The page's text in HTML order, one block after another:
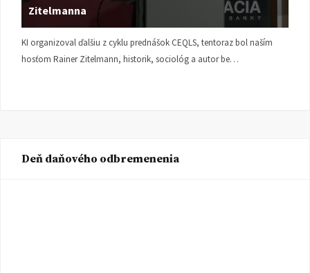
Zitelmanna
KI organizoval ďalšiu z cyklu prednášok CEQLS, tentoraz bol naším
hosťom Rainer Zitelmann, historik, sociológ a autor be…
Deň daňového odbremenenia